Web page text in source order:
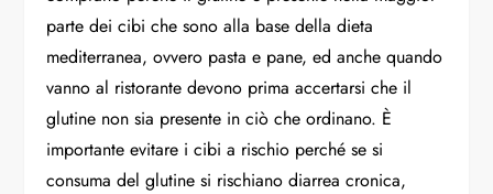
parte dei cibi che sono alla base della dieta
mediterranea, ovvero pasta e pane, ed anche quando
vanno al ristorante devono prima accertarsi che il
glutine non sia presente in ciò che ordinano. È
importante evitare i cibi a rischio perché se si
consuma del glutine si rischiano diarrea cronica,